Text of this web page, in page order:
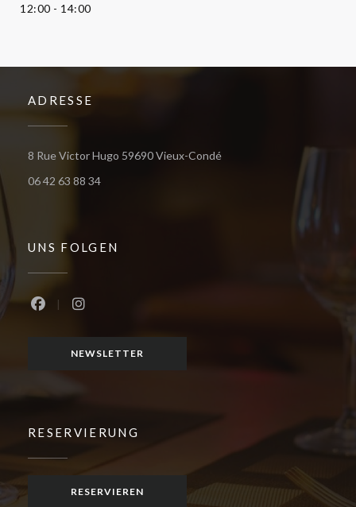
12:00 - 14:00
ADRESSE
8 Rue Victor Hugo 59690 Vieux-Condé((öffnet ein neues
06 42 63 88 34
UNS FOLGEN
NEWSLETTER
RESERVIERUNG
RESERVIEREN